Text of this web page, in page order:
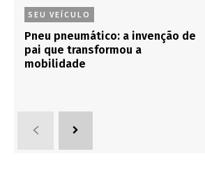
SEU VEÍCULO
Pneu pneumático: a invenção de
pai que transformou a
mobilidade